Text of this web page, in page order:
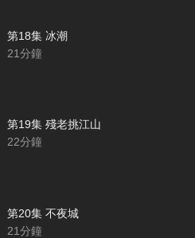
第18集 冰潮
21分鐘
第19集 殘老挑江山
22分鐘
第20集 不夜城
21分鐘